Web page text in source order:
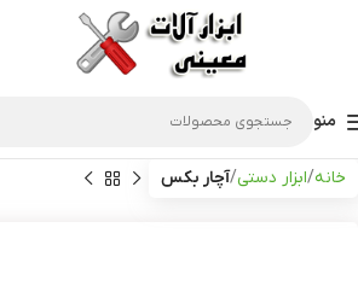
منو
خانه ابزار دستی آچار بکس